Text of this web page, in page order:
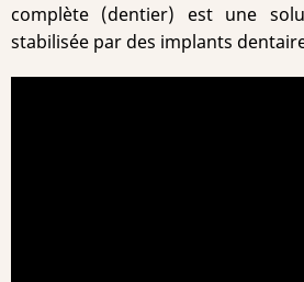
complète (dentier) est une
stabilisée par des implants